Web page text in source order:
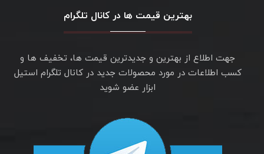
بهترین قیمت ها در کانال تلگرام
جهت اطلاع از بهترین و جدیدترین قیمت ها، تخفیف ها و
کسب اطلاعات در مورد محصولات جدید در کانال تلگرام استیل
ابزار عضو شوید